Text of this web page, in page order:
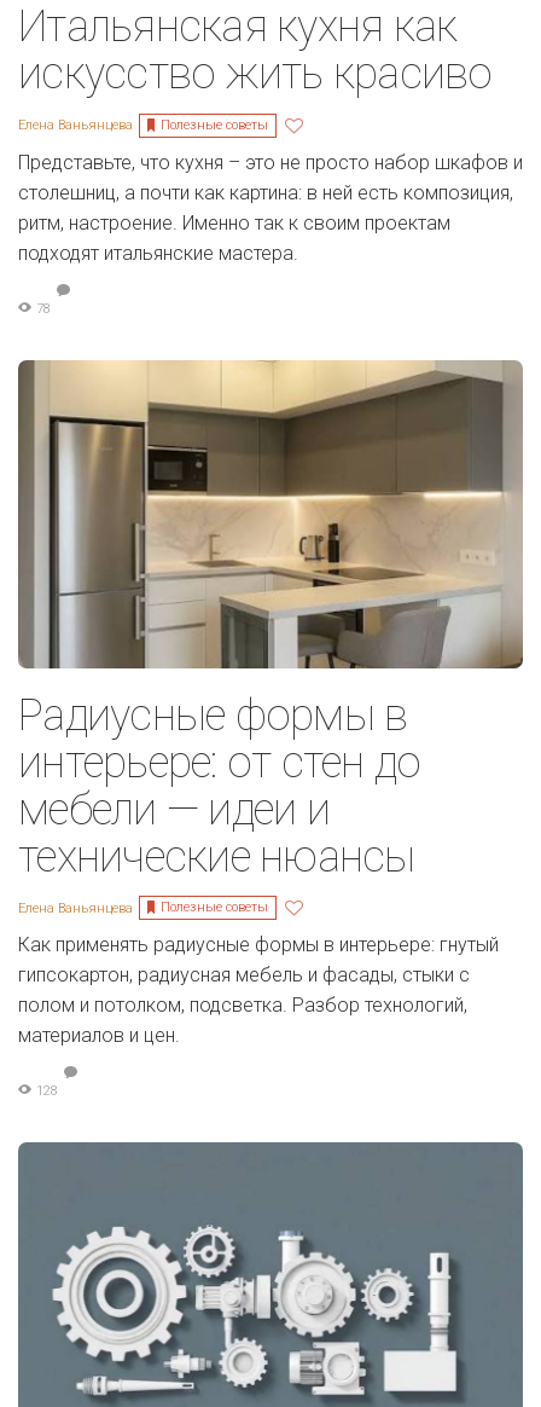
Итальянская кухня как
искусство жить красиво
Елена Ваньянцева Полезные советы
Представьте, что кухня – это не просто набор шкафов и
столешниц, а почти как картина: в ней есть композиция,
ритм, настроение. Именно так к своим проектам
подходят итальянские мастера.
78
Радиусные формы в
интерьере: от стен до
мебели — идеи и
технические нюансы
Елена Ваньянцева Полезные советы
Как применять радиусные формы в интерьере: гнутый
гипсокартон, радиусная мебель и фасады, стыки с
полом и потолком, подсветка. Разбор технологий,
материалов и цен.
128